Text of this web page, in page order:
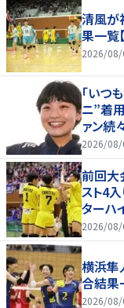
清風が
果一覧
2026/08/
「いつ
ニ”着
ァン続
2026/08/
前回大
スト4
ターハ
2026/08/
横浜隼
合結果
2026/08/